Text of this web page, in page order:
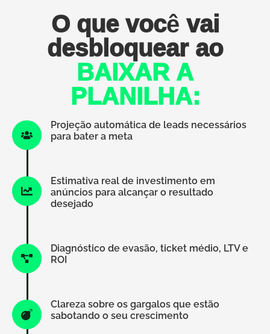
O que você vai
desbloquear ao
BAIXAR A
PLANILHA:
Projeção automática de leads necessários
para bater a meta
Estimativa real de investimento em
anúncios para alcançar o resultado
desejado
Diagnóstico de evasão, ticket médio, LTV e
ROI
Clareza sobre os gargalos que estão
sabotando o seu crescimento